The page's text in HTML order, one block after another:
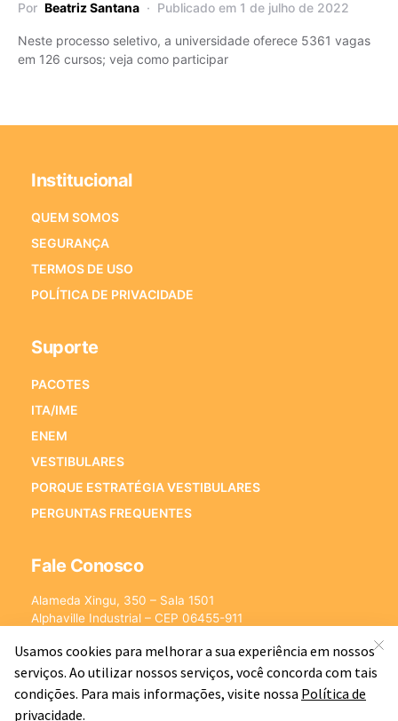
Por Beatriz Santana Publicado em 1 de julho de 2022
Neste processo seletivo, a universidade oferece 5361 vagas
em 126 cursos; veja como participar
Institucional
QUEM SOMOS
SEGURANÇA
TERMOS DE USO
POLÍTICA DE PRIVACIDADE
Suporte
PACOTES
ITA/IME
ENEM
VESTIBULARES
PORQUE ESTRATÉGIA VESTIBULARES
PERGUNTAS FREQUENTES
Fale Conosco
Alameda Xingu, 350 – Sala 1501
Alphaville Industrial – CEP 06455-911
E-mail:[email protected]